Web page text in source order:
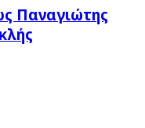
Παναγιώτης